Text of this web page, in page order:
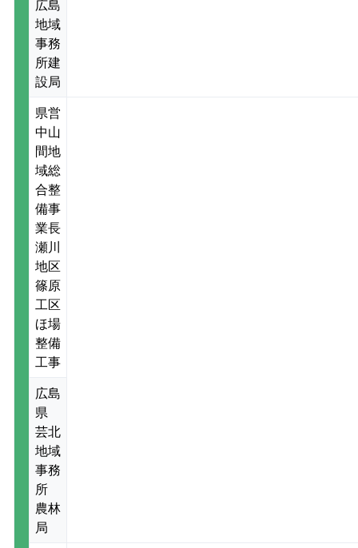
広島
地域
事務
所建
設局
県営
中山
間地
域総
合整
備事
業長
瀬川
地区
篠原
工区
ほ場
整備
工事
広島
県
芸北
地域
事務
所
農林
局